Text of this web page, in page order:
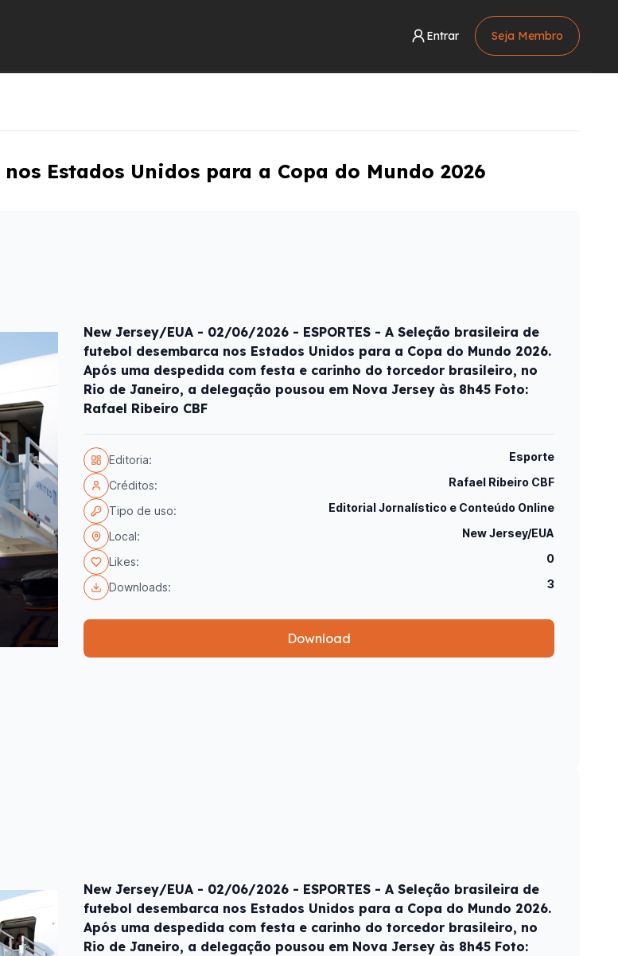
Entrar Seja Membro
Estados Unidos para a Copa do Mundo 2026
New Jersey/EUA - 02/06/2026 - ESPORTES - A Seleção brasileira de
futebol desembarca nos Estados Unidos para a Copa do Mundo 2026.
Após uma despedida com festa e carinho do torcedor brasileiro, no
Rio de Janeiro, a delegação pousou em Nova Jersey às 8h45 Foto:
Rafael Ribeiro CBF
Editoria: Esporte
Créditos: Rafael Ribeiro CBF
Tipo de uso: Editorial Jornalístico e Conteúdo Online
Local: New Jersey/EUA
Likes: 0
Downloads: 3
Download
New Jersey/EUA - 02/06/2026 - ESPORTES - A Seleção brasileira de
futebol desembarca nos Estados Unidos para a Copa do Mundo 2026.
Após uma despedida com festa e carinho do torcedor brasileiro, no
Rio de Janeiro, a delegação pousou em Nova Jersey às 8h45 Foto: